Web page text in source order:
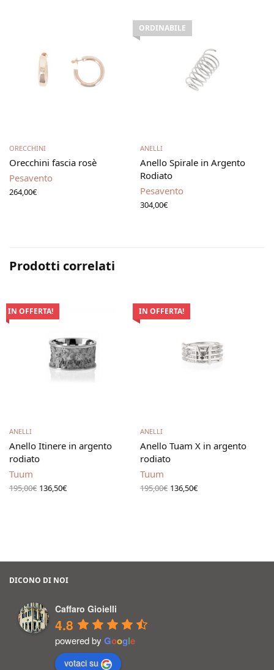
Aggiungi al carrello
ORECCHINI
Orecchini fascia rosè
Pesavento
264,00€
ORDINABILE
ANELLI
Anello Spirale in Argento
Rodiato
Pesavento
304,00€
Prodotti correlati
IN OFFERTA!
ANELLI
Anello Itinere in argento
rodiato
Tuum
195,00€ Il prezzo
originale
136,50€Il
IN OFFERTA!
ANELLI
Anello Tuam X in argento
rodiato
Tuum
195,00€ Il prezzo
originale
136,50€Il
DICONO DI NOI
Caffaro Gioielli
4.8
powered by Google
votaci su